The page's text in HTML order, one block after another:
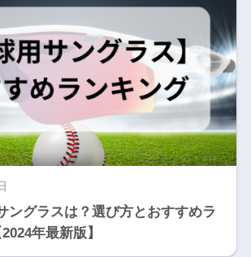
ングラスは？選び方とおすすめラ
年最新版】